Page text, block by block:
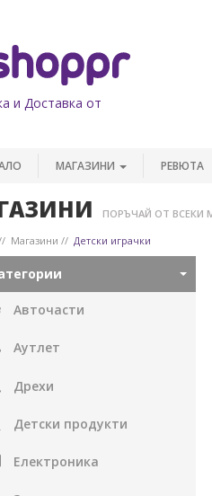
и Доставка от
МАГАЗИНИ РЕВЮТА
ПОРЪЧАЙ ОТ ВСЕКИ
Магазини Детски играчки
Авточасти
Аутлет
Дрехи
Детски продукти
Електроника